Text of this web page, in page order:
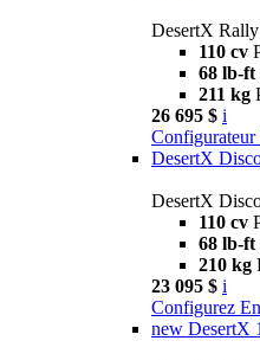
DesertX Rally
110 cv
68 lb-ft
211 kg
26 695 $ i
Configurateur
DesertX
DesertX
110 cv
68 lb-ft
210 kg
23 095 $ i
Configurez
new DesertX